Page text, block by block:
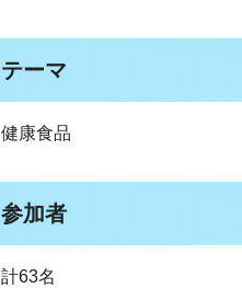
テーマ
健康食品
参加者
計63名